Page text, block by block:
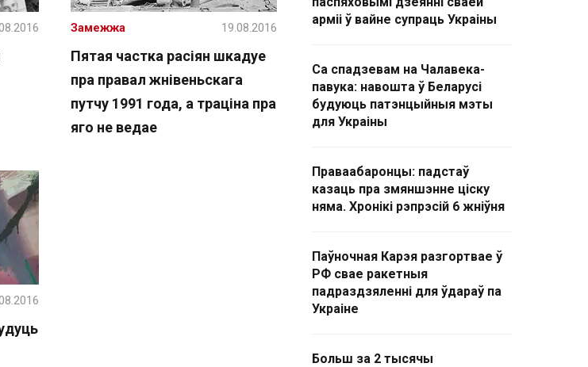
Пятая частка расіян шкадуе
пра правал жнівеньскага
путчу 1991 года, а траціна пра
яго не ведае
Замежжа 19.08.2016
арміі ў вайне супраць Украіны
Са спадзевам на Чалавека-
павука: навошта ў Беларусі
будуюць патэнцыйныя мэты
для Украіны
Праваабаронцы: падстаў
казаць пра змяншэнне ціску
няма. Хронікі рэпрэсій 6 жніўня
Паўночная Карэя разгортвае ў
РФ свае ракетныя
падраздзяленні для ўдараў па
Украіне
Больш за 2 тысячы